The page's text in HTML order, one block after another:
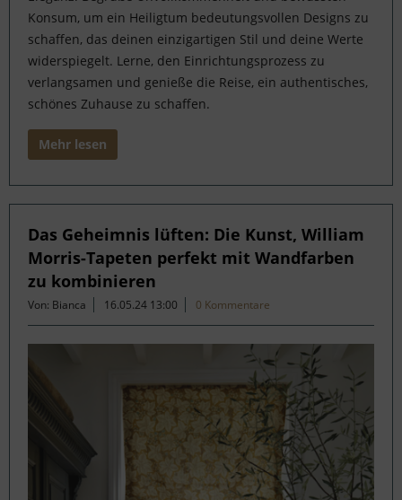
Konsum, um ein Heiligtum bedeutungsvollen Designs zu
schaffen, das deinen einzigartigen Stil und deine Werte
widerspiegelt. Lerne, den Einrichtungsprozess zu
verlangsamen und genieße die Reise, ein authentisches,
schönes Zuhause zu schaffen.
Mehr lesen
Das Geheimnis lüften: Die Kunst, William
Morris-Tapeten perfekt mit Wandfarben
zu kombinieren
Von: Bianca 16.05.24 13:00 0 Kommentare